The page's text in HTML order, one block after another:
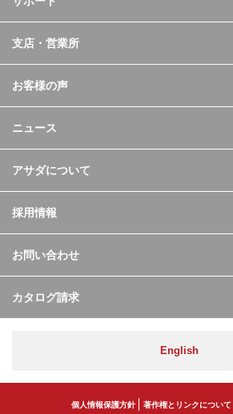
支店・営業所
お客様の声
ニュース
アサダについて
採用情報
お問い合わせ
カタログ請求
English
個人情報保護方針 著作権とリンクについて